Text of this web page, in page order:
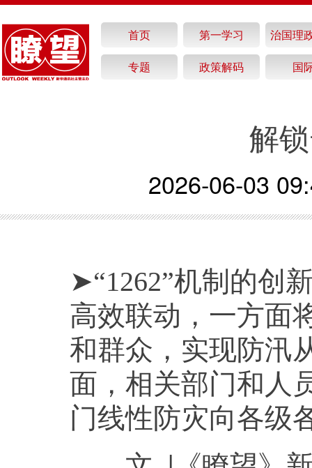
首页 第一学习
治国理
专题
政策解码 国
解
2026-06-03
➤“1262”机制的创
高效联动，一方面
和群众，实现防汛
面，相关部门和人
门线性防灾向各级